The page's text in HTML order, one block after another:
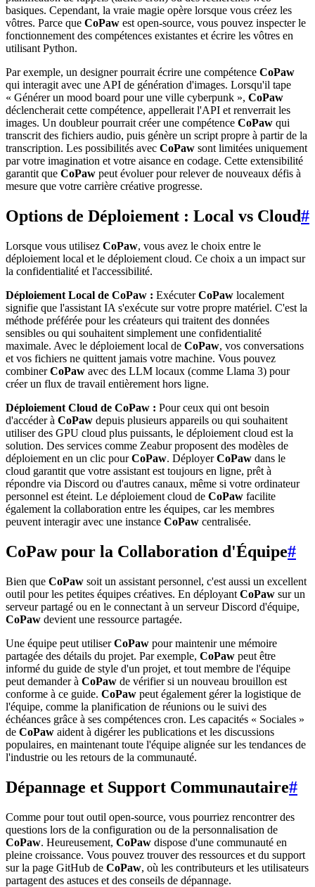
basiques. Cependant, la vraie magie opère lorsque vous créez les
vôtres. Parce que CoPaw est open-source, vous pouvez inspecter le
fonctionnement des compétences existantes et écrire les vôtres en
utilisant Python.
Par exemple, un designer pourrait écrire une compétence CoPaw
qui interagit avec une API de génération d'images. Lorsqu'il tape
« Générer un mood board pour une ville cyberpunk », CoPaw
déclencherait cette compétence, appellerait l'API et renverrait les
images. Un doubleur pourrait créer une compétence CoPaw qui
transcrit des fichiers audio, puis génère un script propre à partir de la
transcription. Les possibilités avec CoPaw sont limitées uniquement
par votre imagination et votre aisance en codage. Cette extensibilité
garantit que CoPaw peut évoluer pour relever de nouveaux défis à
mesure que votre carrière créative progresse.
Options de Déploiement : Local vs Cloud#
Lorsque vous utilisez CoPaw, vous avez le choix entre le
déploiement local et le déploiement cloud. Ce choix a un impact sur
la confidentialité et l'accessibilité.
Déploiement Local de CoPaw : ExécuterCoPaw localement
signifie que l'assistant IA s'exécute sur votre propre matériel. C'est la
méthode préférée pour les créateurs qui traitent des données
sensibles ou qui souhaitent simplement une confidentialité
maximale. Avec le déploiement local de CoPaw, vos conversations
et vos fichiers ne quittent jamais votre machine. Vous pouvez
combinerCoPaw avec des LLM locaux (comme Llama 3) pour
créer un flux de travail entièrement hors ligne.
Déploiement Cloud de CoPaw : Pour ceux qui ont besoin
d'accéder à CoPaw depuis plusieurs appareils ou qui souhaitent
utiliser des GPU cloud plus puissants, le déploiement cloud est la
solution. Des services comme Zeabur proposent des modèles de
déploiement en un clic pourCoPaw. DéployerCoPaw dans le
cloud garantit que votre assistant est toujours en ligne, prêt à
répondre via Discord ou d'autres canaux, même si votre ordinateur
personnel est éteint. Le déploiement cloud de CoPaw facilite
également la collaboration entre les équipes, car les membres
peuvent interagir avec une instance CoPaw centralisée.
CoPaw pour la Collaboration d'Équipe#
Bien que CoPaw soit un assistant personnel, c'est aussi un excellent
outil pour les petites équipes créatives. En déployant CoPaw sur un
serveur partagé ou en le connectant à un serveur Discord d'équipe,
CoPaw devient une ressource partagée.
Une équipe peut utiliserCoPaw pour maintenir une mémoire
partagée des détails du projet. Par exemple, CoPaw peut être
informé du guide de style d'un projet, et tout membre de l'équipe
peut demander à CoPaw de vérifier si un nouveau brouillon est
conforme à ce guide. CoPaw peut également gérer la logistique de
l'équipe, comme la planification de réunions ou le suivi des
échéances grâce à ses compétences cron. Les capacités « Sociales »
de CoPaw aident à digérer les publications et les discussions
populaires, en maintenant toute l'équipe alignée sur les tendances de
l'industrie ou les retours de la communauté.
Dépannage et Support Communautaire#
Comme pour tout outil open-source, vous pourriez rencontrer des
questions lors de la configuration ou de la personnalisation de
CoPaw. Heureusement, CoPaw dispose d'une communauté en
pleine croissance. Vous pouvez trouver des ressources et du support
sur la page GitHub de CoPaw, où les contributeurs et les utilisateurs
partagent des astuces et des conseils de dépannage.